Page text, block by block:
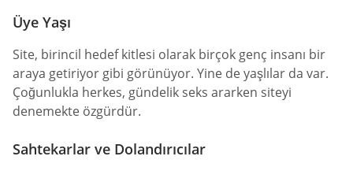
Üye Yaşı
Site, birincil hedef kitlesi olarak birçok genç insanı bir
araya getiriyor gibi görünüyor. Yine de yaşlılar da var.
Çoğunlukla herkes, gündelik seks ararken siteyi
denemekte özgürdür.
Sahtekarlar ve Dolandırıcılar